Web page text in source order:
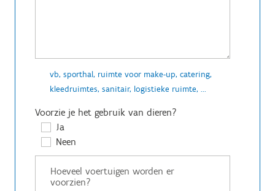
vb, sporthal, ruimte voor make-up, catering,
kleedruimtes, sanitair, logistieke ruimte, ...
Voorzie je het gebruik van dieren?
Ja
Neen